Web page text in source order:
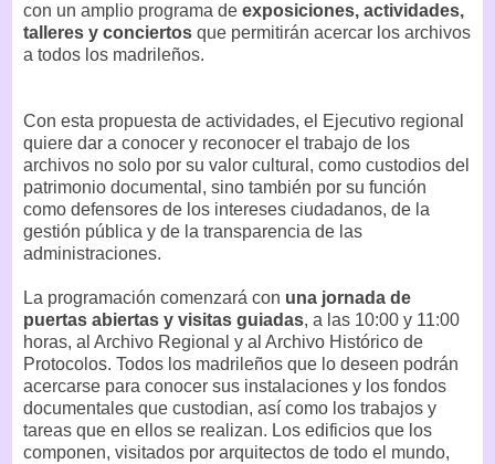
con un amplio programa de exposiciones, actividades,
talleres y conciertos que permitirán acercar los archivos
a todos los madrileños.
Con esta propuesta de actividades, el Ejecutivo regional
quiere dar a conocer y reconocer el trabajo de los
archivos no solo por su valor cultural, como custodios del
patrimonio documental, sino también por su función
como defensores de los intereses ciudadanos, de la
gestión pública y de la transparencia de las
administraciones.
La programación comenzará con una jornada de
puertas abiertas y visitas guiadas, a las 10:00 y 11:00
horas, al Archivo Regional y al Archivo Histórico de
Protocolos. Todos los madrileños que lo deseen podrán
acercarse para conocer sus instalaciones y los fondos
documentales que custodian, así como los trabajos y
tareas que en ellos se realizan. Los edificios que los
componen, visitados por arquitectos de todo el mundo,